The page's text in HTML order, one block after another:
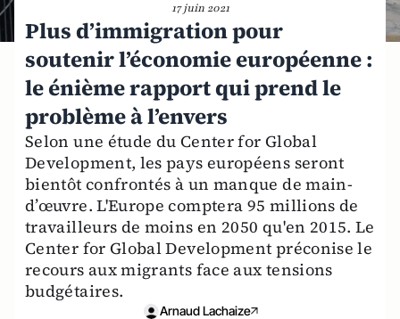
17 juin 2021
Plus d’immigration pour
soutenir l’économie européenne :
le énième rapport qui prend le
problème à l’envers
Selon une étude du Center for Global
Development, les pays européens seront
bientôt confrontés à un manque de main-
d’œuvre. L'Europe comptera 95 millions de
travailleurs de moins en 2050 qu'en 2015. Le
Center for Global Development préconise le
recours aux migrants face aux tensions
budgétaires.
Arnaud Lachaize